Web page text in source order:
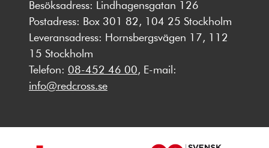
Besöksadress: Lindhagensgatan 126
Postadress: Box 301 82, 104 25 Stockholm
Leveransadress: Hornsbergsvägen 17, 112
15 Stockholm
Telefon: 08-452 46 00, E-mail:
info@redcross.se